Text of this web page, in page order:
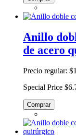
Anillo
de acero
Precio regular:
Special Price
Comprar